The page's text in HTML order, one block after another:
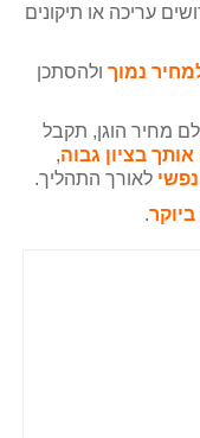
עריכה או תיקונים
נמוך ולהסתכן
מחיר הוגן, תקבל
בציון גבוה,
לאורך התהליך.
.